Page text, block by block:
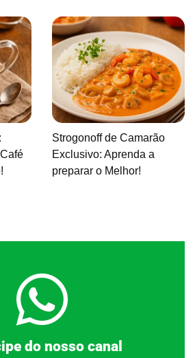
Strogonoff de Camarão
Exclusivo: Aprenda a
preparar o Melhor!
do nosso canal
Clique aqui